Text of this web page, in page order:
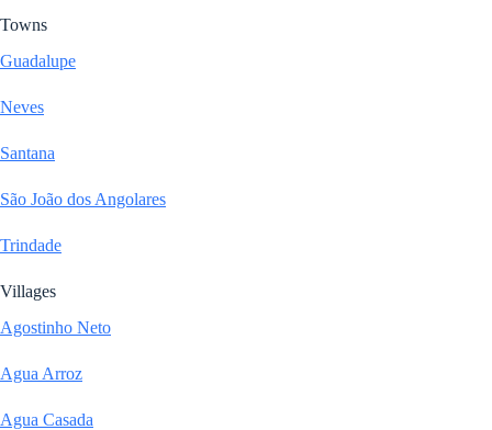
Towns
Guadalupe
Neves
Santana
São João dos Angolares
Trindade
Villages
Agostinho Neto
Agua Arroz
Agua Casada